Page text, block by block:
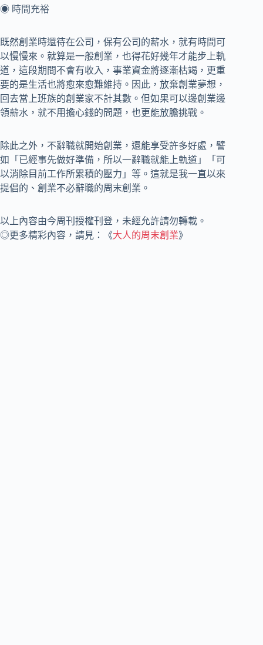
◉ 時間充裕
既然創業時還待在公司，保有公司的薪水，就有時間可
以慢慢來。就算是一般創業，也得花好幾年才能步上軌
道，這段期間不會有收入，事業資金將逐漸枯竭，更重
要的是生活也將愈來愈難維持。因此，放棄創業夢想，
回去當上班族的創業家不計其數。但如果可以邊創業邊
領薪水，就不用擔心錢的問題，也更能放膽挑戰。
除此之外，不辭職就開始創業，還能享受許多好處，譬
如「已經事先做好準備，所以一辭職就能上軌道」「可
以消除目前工作所累積的壓力」等。這就是我一直以來
提倡的、創業不必辭職的周末創業。
以上內容由今周刊授權刊登，未經允許請勿轉載。
◎更多精彩內容，請見：《大人的周末創業》